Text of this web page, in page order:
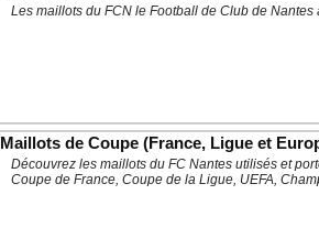
Les maillots du FCN le Football de Club de
Maillots de Coupe (France, Ligue et
Découvrez les maillots du FC Nantes utilisés et
Coupe de France, Coupe de la Ligue, UEFA,